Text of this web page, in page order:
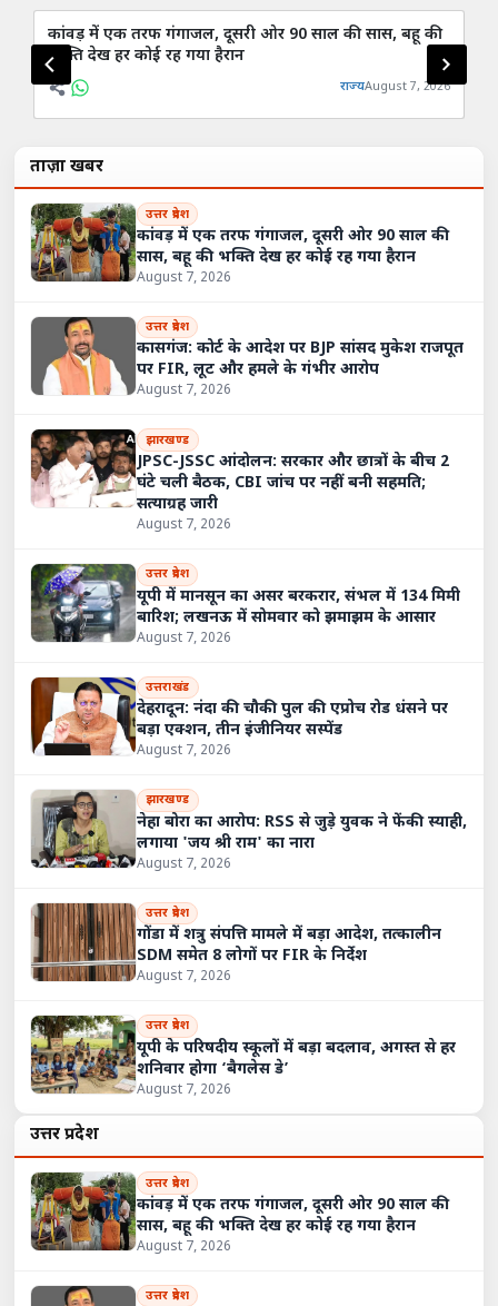
कांवड़ में एक तरफ गंगाजल, दूसरी ओर 90 साल की सास, बहू की
भक्ति देख हर कोई रह गया हैरान
राज्यAugust 7, 2026
ताज़ा खबरें
उत्तर प्रदेश
कांवड़ में एक तरफ गंगाजल, दूसरी ओर 90 साल की
सास, बहू की भक्ति देख हर कोई रह गया हैरान
August 7, 2026
उत्तर प्रदेश
कासगंज: कोर्ट के आदेश पर BJP सांसद मुकेश राजपूत
पर FIR, लूट और हमले के गंभीर आरोप
August 7, 2026
झारखण्ड
JPSC-JSSC आंदोलन: सरकार और छात्रों के बीच 2
घंटे चली बैठक, CBI जांच पर नहीं बनी सहमति;
सत्याग्रह जारी
August 7, 2026
उत्तर प्रदेश
यूपी में मानसून का असर बरकरार, संभल में 134 मिमी
बारिश; लखनऊ में सोमवार को झमाझम के आसार
August 7, 2026
उत्तराखंड
देहरादून: नंदा की चौकी पुल की एप्रोच रोड धंसने पर
बड़ा एक्शन, तीन इंजीनियर सस्पेंड
August 7, 2026
झारखण्ड
नेहा बोरा का आरोप: RSS से जुड़े युवक ने फेंकी स्याही,
लगाया 'जय श्री राम' का नारा
August 7, 2026
उत्तर प्रदेश
गोंडा में शत्रु संपत्ति मामले में बड़ा आदेश, तत्कालीन
SDM समेत 8 लोगों पर FIR के निर्देश
August 7, 2026
उत्तर प्रदेश
यूपी के परिषदीय स्कूलों में बड़ा बदलाव, अगस्त से हर
शनिवार होगा ‘बैगलेस डे’
August 7, 2026
उत्तर प्रदेश
उत्तर प्रदेश
कांवड़ में एक तरफ गंगाजल, दूसरी ओर 90 साल की
सास, बहू की भक्ति देख हर कोई रह गया हैरान
August 7, 2026
उत्तर प्रदेश